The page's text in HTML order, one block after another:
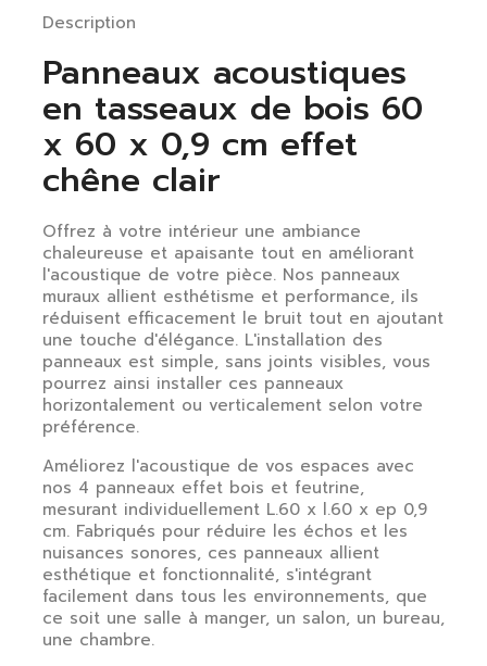
Description
Panneaux acoustiques
en tasseaux de bois 60
x 60 x 0,9 cm effet
chêne clair
Offrez à votre intérieur une ambiance
chaleureuse et apaisante tout en améliorant
l'acoustique de votre pièce. Nos panneaux
muraux allient esthétisme et performance, ils
réduisent efficacement le bruit tout en ajoutant
une touche d'élégance. L'installation des
panneaux est simple, sans joints visibles, vous
pourrez ainsi installer ces panneaux
horizontalement ou verticalement selon votre
préférence.
Améliorez l'acoustique de vos espaces avec
nos 4 panneaux effet bois et feutrine,
mesurant individuellement L.60 x l.60 x ep 0,9
cm. Fabriqués pour réduire les échos et les
nuisances sonores, ces panneaux allient
esthétique et fonctionnalité, s'intégrant
facilement dans tous les environnements, que
ce soit une salle à manger, un salon, un bureau,
une chambre.